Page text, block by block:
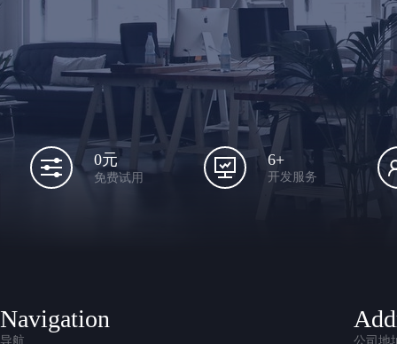
0元
免费试用
6+
开发服务
Navigation
导航 公司地